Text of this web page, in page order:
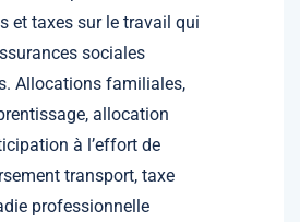
et taxes sur le travail qui
sociales
Allocations familiales,
allocation
à l’effort de
transport, taxe
professionnelle